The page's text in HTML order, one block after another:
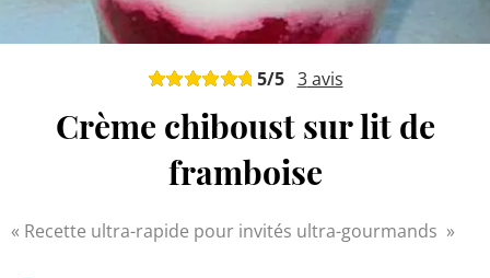
5/5 3avis
Crème chiboust sur lit de
framboise
Recette ultra-rapide pour invités ultra-gourmands